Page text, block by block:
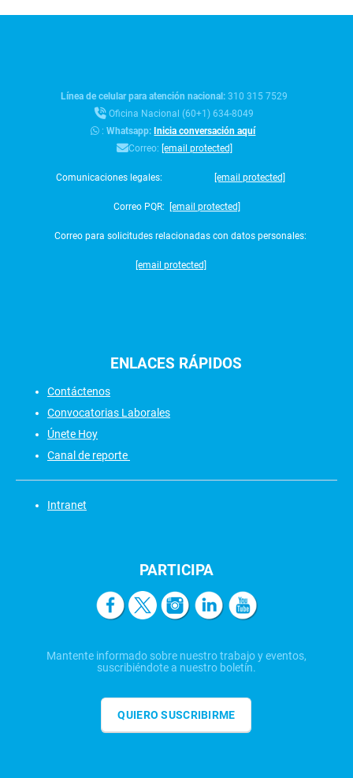
Línea de celular para atención nacional:310 315 7529
Oficina Nacional (60+1) 634-8049
:Whatsapp: Inicia conversación aquí
Correo: [email protected]
Comunicaciones legales: [email protected]
Correo PQR: [email protected]
Correo para solicitudes relacionadas con datos personales:
[email protected]
ENLACES RÁPIDOS
Contáctenos
Convocatorias Laborales
Únete Hoy
Canal de reporte
Intranet
PARTICIPA
Mantente informado sobre nuestro trabajo y eventos,
suscribiéndote a nuestro boletín.
QUIERO SUSCRIBIRME